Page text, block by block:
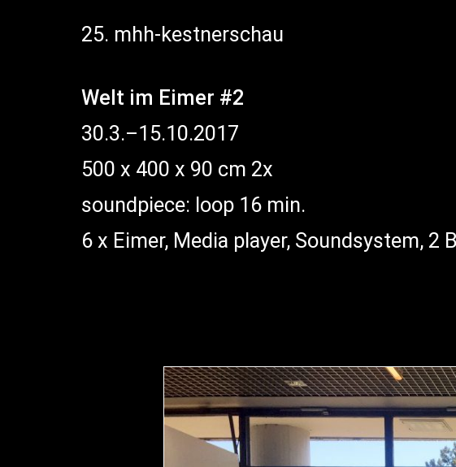
25. mhh-kestnerschau
Welt im Eimer #2
30.3.–15.10.2017
500 x 400 x 90 cm 2x
soundpiece: loop 16 min.
6 x Eimer, Media player, Soundsystem, 2